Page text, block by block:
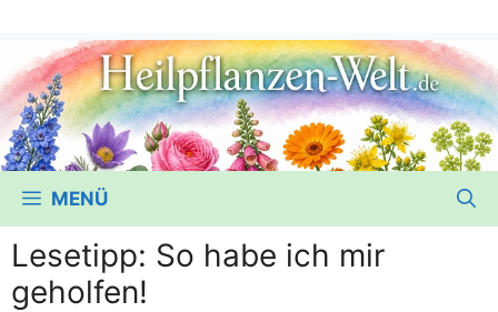
MENÜ
Lesetipp: So habe ich mir
geholfen!